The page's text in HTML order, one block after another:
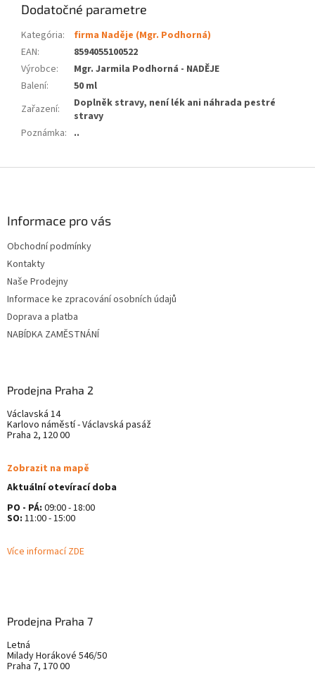
Dodatočné parametre
Kategória:
firma Naděje (Mgr. Podhorná)
EAN:
8594055100522
Výrobce:
Mgr. Jarmila Podhorná - NADĚJE
Balení:
50 ml
Zařazení:
Doplněk stravy, není lék ani náhrada pestré
stravy
Poznámka: ..
Informace pro vás
Obchodní podmínky
Kontakty
Naše Prodejny
Informace ke zpracování osobních údajů
Doprava a platba
NABÍDKA ZAMĚSTNÁNÍ
Prodejna Praha 2
Václavská 14
Karlovo náměstí - Václavská pasáž
Praha 2, 120 00
Zobrazit na mapě
Aktuální otevírací doba
PO - PÁ: 09:00 - 18:00
SO: 11:00 - 15:00
Více informací ZDE
Prodejna Praha 7
Letná
Milady Horákové 546/50
Praha 7, 170 00